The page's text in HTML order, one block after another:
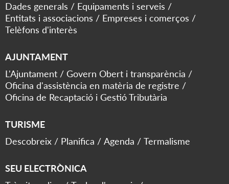
Dades generals
Equipaments i serveis
Entitats i associacions
Empreses i comerços
Telèfons d'interès
AJUNTAMENT
L'Ajuntament
Govern Obert i transparència
Oficina d'assistència en matèria de registre
Oficina de Recaptació i Gestió Tributària
TURISME
Descobreix
Planifica Agenda Termalisme
SEU ELECTRÒNICA